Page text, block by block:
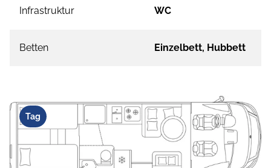
Infrastruktur WC
Betten Einzelbett, Hubbett
Tag